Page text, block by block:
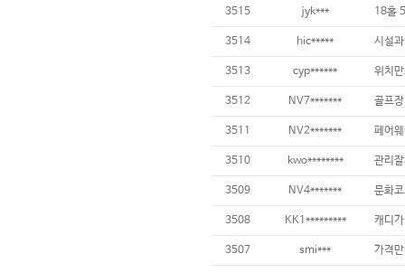
3515 jyk***
3514 hic*****
3513 cyp******
3512 NV7*******
3511 NV2*******
3510 kwo********
3509 NV4*******
3508 KK1*********
3507 smi*** 가격